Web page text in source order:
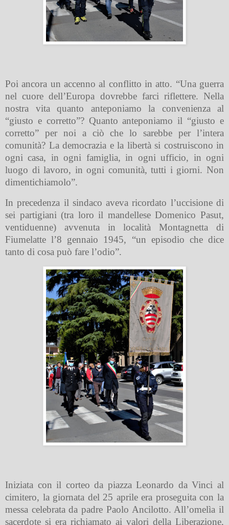
Poi ancora un accenno al conflitto in atto. “Una guerra
nel cuore dell’Europa dovrebbe farci riflettere. Nella
nostra vita quanto anteponiamo la convenienza al
“giusto e corretto”? Quanto anteponiamo il “giusto e
corretto” per noi a ciò che lo sarebbe per l’intera
comunità? La democrazia e la libertà si costruiscono in
ogni casa, in ogni famiglia, in ogni ufficio, in ogni
luogo di lavoro, in ogni comunità, tutti i giorni. Non
dimentichiamolo”.
In precedenza il sindaco aveva ricordato l’uccisione di
sei partigiani (tra loro il mandellese Domenico Pasut,
ventiduenne) avvenuta in località Montagnetta di
Fiumelatte l’8 gennaio 1945, “un episodio che dice
tanto di cosa può fare l’odio”.
Iniziata con il corteo da piazza Leonardo da Vinci al
cimitero, la giornata del 25 aprile era proseguita con la
messa celebrata da padre Paolo Ancilotto. All’omelìa il
sacerdote si era richiamato ai valori della Liberazione,